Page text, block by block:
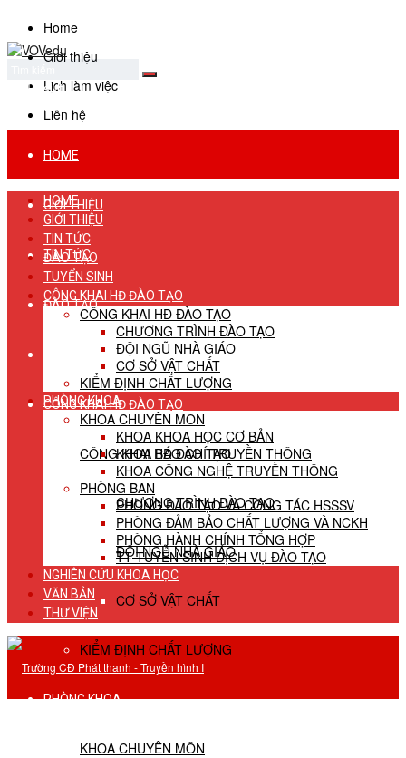
Home
Giới thiệu
Lịch làm việc
Liên hệ
No Result
View All Result
HOME
GIỚI THIỆU
TIN TỨC
ĐÀO TẠO
TUYỂN SINH
CÔNG KHAI HĐ ĐÀO TẠO
CÔNG KHAI HĐ ĐÀO TẠO
CHƯƠNG TRÌNH ĐÀO TẠO
ĐỘI NGŨ NHÀ GIÁO
CƠ SỞ VẬT CHẤT
KIỂM ĐỊNH CHẤT LƯỢNG
PHÒNG KHOA
KHOA CHUYÊN MÔN
HOME
GIỚI THIỆU
TIN TỨC
ĐÀO TẠO
TUYỂN SINH
CÔNG KHAI HĐ ĐÀO TẠO
CÔNG KHAI HĐ ĐÀO TẠO
CHƯƠNG TRÌNH ĐÀO TẠO
ĐỘI NGŨ NHÀ GIÁO
CƠ SỞ VẬT CHẤT
KIỂM ĐỊNH CHẤT LƯỢNG
PHÒNG KHOA
KHOA CHUYÊN MÔN
KHOA KHOA HỌC CƠ BẢN
KHOA BÁO CHÍ TRUYỀN THÔNG
KHOA CÔNG NGHỆ TRUYỀN THÔNG
PHÒNG BAN
PHÒNG ĐÀO TẠO VÀ CÔNG TÁC HSSSV
PHÒNG ĐẢM BẢO CHẤT LƯỢNG VÀ NCKH
PHÒNG HÀNH CHÍNH TỔNG HỢP
TT TUYỂN SINH DỊCH VỤ ĐÀO TẠO
NGHIÊN CỨU KHOA HỌC
VĂN BẢN
THƯ VIỆN